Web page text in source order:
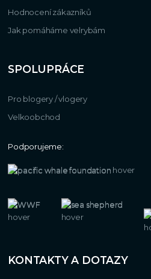
Hodnocení zákazníků
Jak pomáháme velrybám
SPOLUPRÁCE
Pro blogery / vlogery
Velkoobchod
Podporujeme:
KONTAKTY A DOTAZY